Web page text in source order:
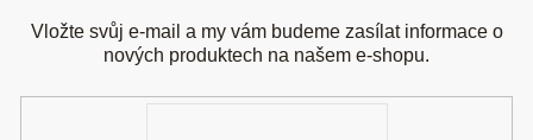
Vložte svůj e-mail a my vám budeme zasílat informace o
nových produktech na našem e-shopu.